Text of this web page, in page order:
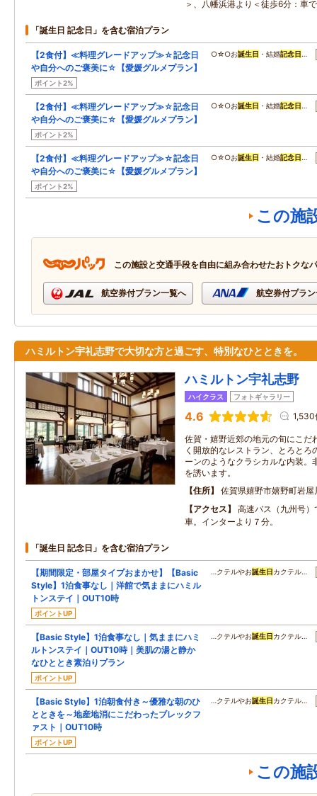
＞、八幡浜港より＜徒歩6分：車
「誕生日 記念日」を含む宿泊プラン
【2食付】≪料理グレードアップ≫☆記念日
や自分へのご褒美に☆【愛媛グルメプラン】
ポイント2%
○☆○お誕生日 ・結婚記念日 …
【2食付】≪料理グレードアップ≫☆記念日
や自分へのご褒美に☆【愛媛グルメプラン】
ポイント2%
○☆○お誕生日 ・結婚記念日 …
【2食付】≪料理グレードアップ≫☆記念日
や自分へのご褒美に☆【愛媛グルメプラン】
ポイント2%
○☆○お誕生日 ・結婚記念日 …
この施
この施設と交通手段を自由に組み合わせたおトクな
航空券付プラン一覧へ 航空券付プラ
ハミルトン宇礼志野で大切な方と過ごす、特別なひとときを。
ハミルトン宇礼志野
ハイクラス フォトギャラリー
4.6 1,530
佐賀・嬉野近郊の地元の旬にこだ
く開放的なレストラン、とろとろ
ーンのようなクラシカルな内装。
を誘います。
住所
佐賀県嬉野市嬉野町岩
アクセス
高速バス（九州号
車。インターより７分。
「誕生日 記念日」を含む宿泊プラン
【期間限定・部屋タイプおまかせ】【Basic
Style】1泊食事なし｜洋館で気ままにハミル
トンステイ｜OUT10時
ポイントUP
…クテルやお誕生日 カクテル…
【Basic Style】1泊食事なし｜気ままにハミ
ルトンステイ｜OUT10時｜美肌の湯と静か
なひととき素泊りプラン
ポイントUP
…クテルやお誕生日 カクテル…
【Basic Style】1泊朝食付き～優雅な朝のひ
とときを～地産地消にこだわったブレックフ
ァスト｜OUT10時
ポイントUP
…クテルやお誕生日 カクテル…
この施